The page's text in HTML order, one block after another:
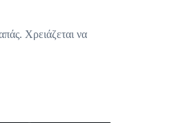
Χρειάζεται να